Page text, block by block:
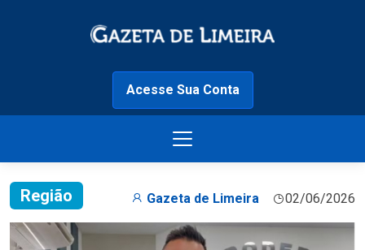
Acesse Sua Conta
Região Gazeta de Limeira 02/06/2026